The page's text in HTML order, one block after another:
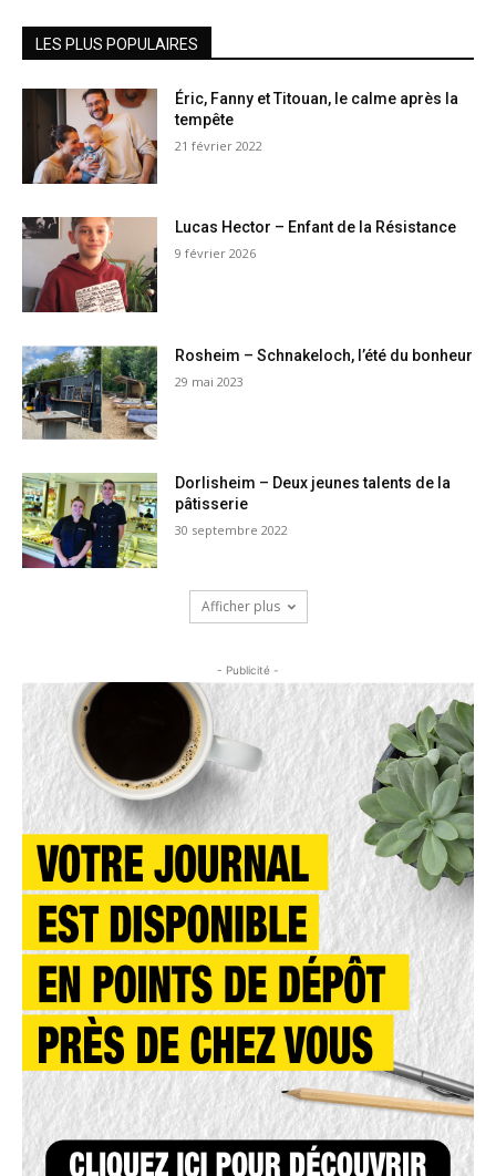
LES PLUS POPULAIRES
Éric, Fanny et Titouan, le calme après la
tempête
21 février 2022
Lucas Hector – Enfant de la Résistance
9 février 2026
Rosheim – Schnakeloch, l’été du bonheur
29 mai 2023
Dorlisheim – Deux jeunes talents de la
pâtisserie
30 septembre 2022
Afficher plus
- Publicité -